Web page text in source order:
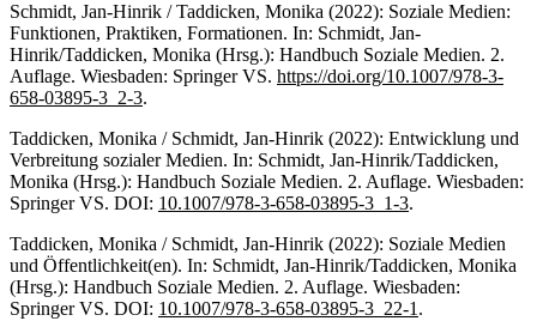
Schmidt, Jan-Hinrik / Taddicken, Monika (2022): Soziale Medien:
Funktionen, Praktiken, Formationen. In: Schmidt, Jan-
Hinrik/Taddicken, Monika (Hrsg.): Handbuch Soziale Medien. 2.
Auflage. Wiesbaden: Springer VS. https://doi.org/10.1007/978-3-
658-03895-3_2-3.
Taddicken, Monika / Schmidt, Jan-Hinrik (2022): Entwicklung und
Verbreitung sozialer Medien. In: Schmidt, Jan-Hinrik/Taddicken,
Monika (Hrsg.): Handbuch Soziale Medien. 2. Auflage. Wiesbaden:
Springer VS. DOI: 10.1007/978-3-658-03895-3_1-3.
Taddicken, Monika / Schmidt, Jan-Hinrik (2022): Soziale Medien
und Öffentlichkeit(en). In: Schmidt, Jan-Hinrik/Taddicken, Monika
(Hrsg.): Handbuch Soziale Medien. 2. Auflage. Wiesbaden:
Springer VS. DOI: 10.1007/978-3-658-03895-3_22-1 .